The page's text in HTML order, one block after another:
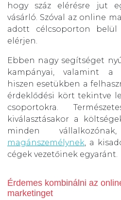
hogy száz elérésre jut
vásárló. Szóval az online
adott célcsoporton
elérjen.
Ebben nagy segítséget
kampányai, valamint a
hiszen esetükben a
érdeklődési kört tekintve
csoportokra.
kiválasztásakor a
minden
magánszemélynek , a
cégek vezetőinek egyaránt.
Érdemes kombinálni az
marketinget